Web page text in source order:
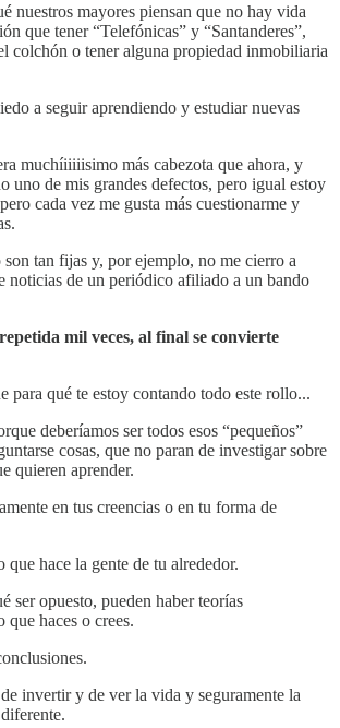
nuestros mayores piensan que no hay vida
que tener “Telefónicas” y “Santanderes”,
colchón o tener alguna propiedad inmobiliaria
a seguir aprendiendo y estudiar nuevas
muchíiiiiisimo más cabezota que ahora, y
uno de mis grandes defectos, pero igual estoy
cada vez me gusta más cuestionarme y
tan fijas y, por ejemplo, no me cierro a
noticias de un periódico afiliado a un bando
mil veces, al final se convierte
para qué te estoy contando todo este rollo...
deberíamos ser todos esos “pequeños”
cosas, que no paran de investigar sobre
quieren aprender.
en tus creencias o en tu forma de
hace la gente de tu alrededor.
ser opuesto, pueden haber teorías
que haces o crees.
invertir y de ver la vida y seguramente la